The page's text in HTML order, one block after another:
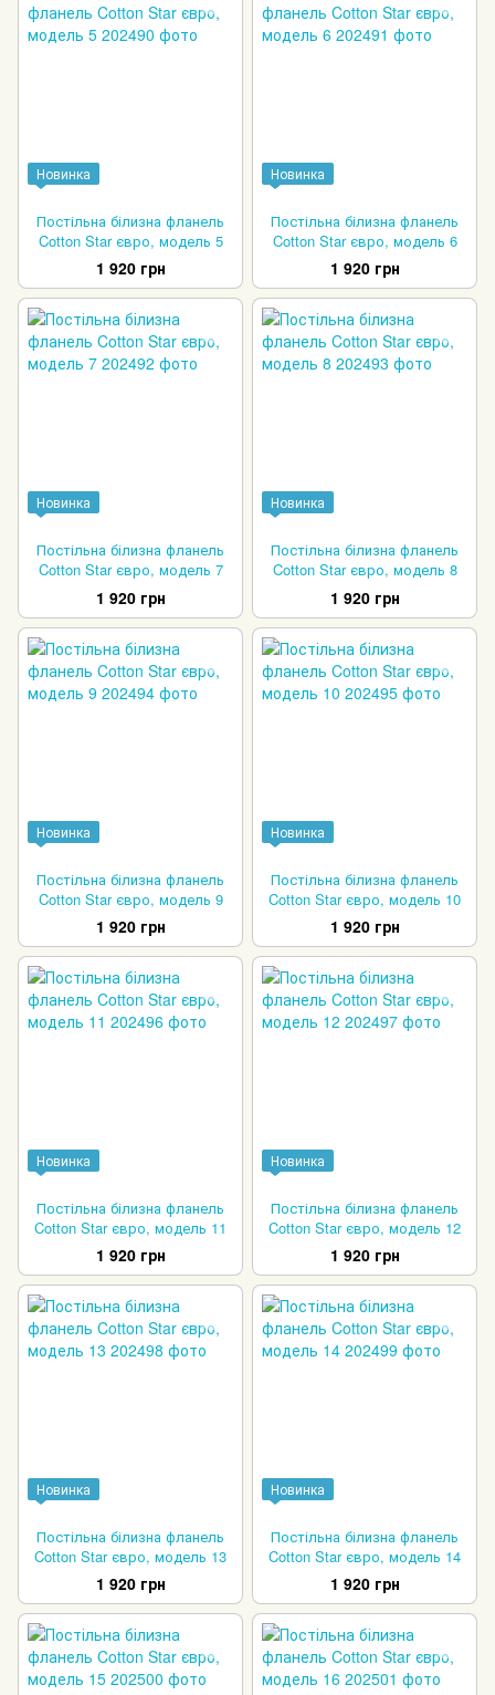
Новинка
Постільна білизна фланель
Cotton Star євро, модель 5
1 920 грн
Новинка
Постільна білизна фланель
Cotton Star євро, модель 6
1 920 грн
Новинка
Постільна білизна фланель
Cotton Star євро, модель 7
1 920 грн
Новинка
Постільна білизна фланель
Cotton Star євро, модель 8
1 920 грн
Новинка
Постільна білизна фланель
Cotton Star євро, модель 9
1 920 грн
Новинка
Постільна білизна фланель
Cotton Star євро, модель 10
1 920 грн
Новинка
Постільна білизна фланель
Cotton Star євро, модель 11
1 920 грн
Новинка
Постільна білизна фланель
Cotton Star євро, модель 12
1 920 грн
Новинка
Постільна білизна фланель
Cotton Star євро, модель 13
1 920 грн
Новинка
Постільна білизна фланель
Cotton Star євро, модель 14
1 920 грн